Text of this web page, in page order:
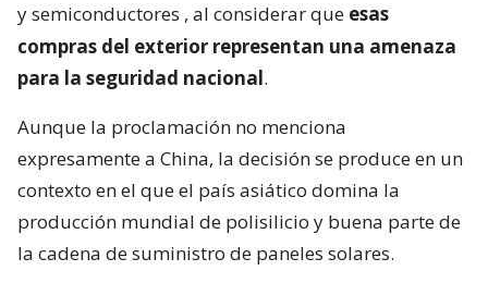
y semiconductores , al considerar que esas
compras del exterior representan una amenaza
para la seguridad nacional.
Aunque la proclamación no menciona
expresamente a China, la decisión se produce en un
contexto en el que el país asiático domina la
producción mundial de polisilicio y buena parte de
la cadena de suministro de paneles solares.